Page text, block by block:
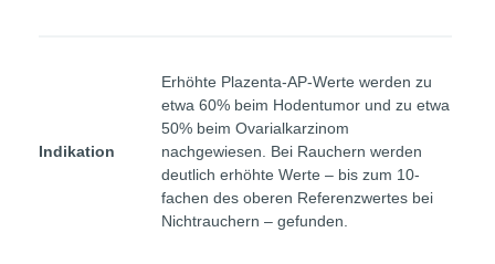
Indikation
Erhöhte Plazenta-AP-Werte werden zu
etwa 60% beim Hodentumor und zu etwa
50% beim Ovarialkarzinom
nachgewiesen. Bei Rauchern werden
deutlich erhöhte Werte – bis zum 10-
fachen des oberen Referenzwertes bei
Nichtrauchern – gefunden.